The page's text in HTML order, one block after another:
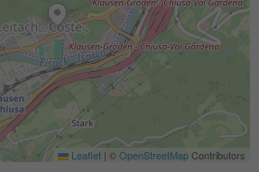
Leaflet | ©OpenStreetMapContributors